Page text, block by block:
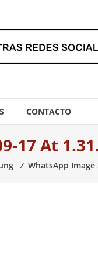
CONTACTO
17 At
⁄ WhatsApp Image